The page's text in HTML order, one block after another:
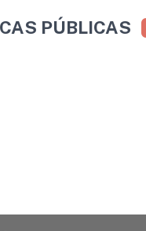
PÚBLICAS